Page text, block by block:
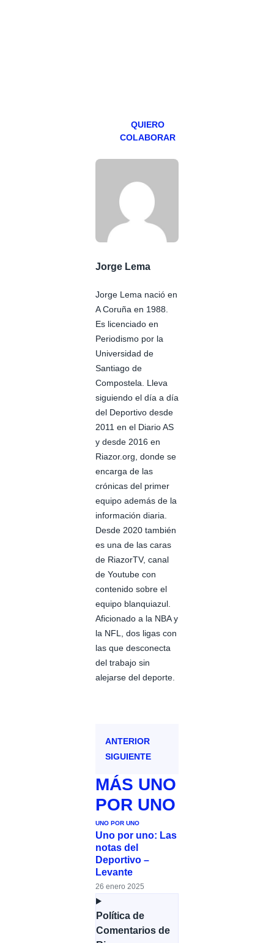
QUIERO
COLABORAR
Jorge Lema
Jorge Lema nació en
A Coruña en 1988.
Es licenciado en
Periodismo por la
Universidad de
Santiago de
Compostela. Lleva
siguiendo el día a día
del Deportivo desde
2011 en el Diario AS
y desde 2016 en
Riazor.org, donde se
encarga de las
crónicas del primer
equipo además de la
información diaria.
Desde 2020 también
es una de las caras
de RiazorTV, canal
de Youtube con
contenido sobre el
equipo blanquiazul.
Aficionado a la NBA y
la NFL, dos ligas con
las que desconecta
del trabajo sin
alejarse del deporte.
ANTERIOR
SIGUIENTE
MÁS UNO
POR UNO
UNO POR UNO
Uno por uno: Las
notas del
Deportivo –
Levante
26 enero 2025
Política de
Comentarios de